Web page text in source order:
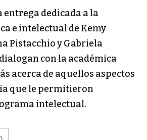
entrega dedicada a la
e intelectual de Kemy
Pistacchio y Gabriela
con la académica
acerca de aquellos aspectos
que le permitieron
intelectual.